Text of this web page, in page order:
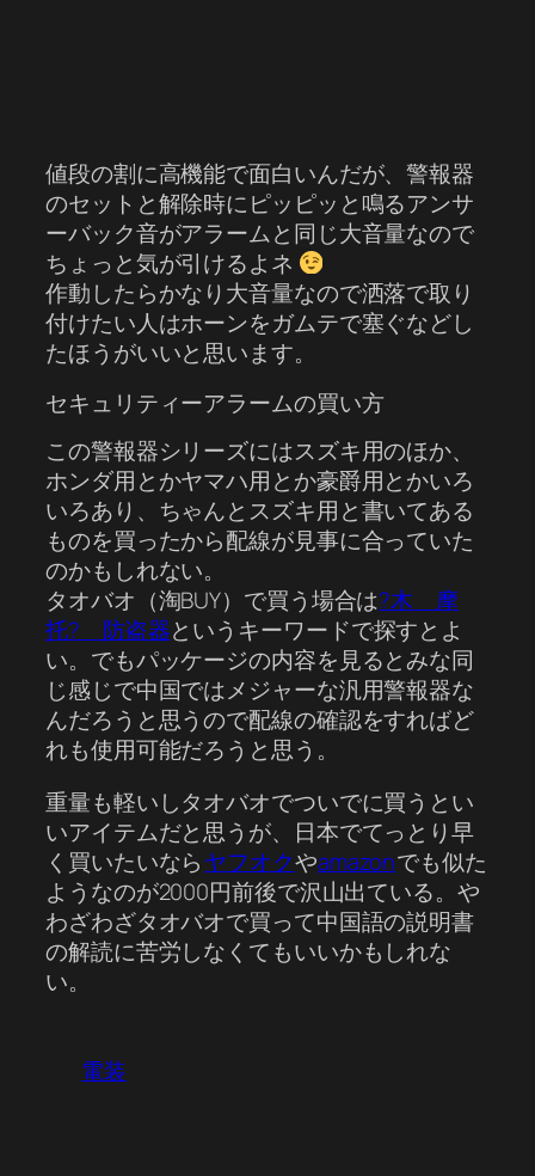
値段の割に高機能で面白いんだが、警報器
のセットと解除時にピッピッと鳴るアンサ
ーバック音がアラームと同じ大音量なので
ちょっと気が引けるよネ
作動したらかなり大音量なので洒落で取り
付けたい人はホーンをガムテで塞ぐなどし
たほうがいいと思います。
セキュリティーアラームの買い方
この警報器シリーズにはスズキ用のほか、
ホンダ用とかヤマハ用とか豪爵用とかいろ
いろあり、ちゃんとスズキ用と書いてある
ものを買ったから配線が見事に合っていた
のかもしれない。
タオバオ（淘BUY）で買う場合は?木 摩
托? 防盗器というキーワードで探すとよ
い。でもパッケージの内容を見るとみな同
じ感じで中国ではメジャーな汎用警報器な
んだろうと思うので配線の確認をすればど
れも使用可能だろうと思う。
重量も軽いしタオバオでついでに買うとい
いアイテムだと思うが、日本でてっとり早
く買いたいならヤフオクやamazonでも似た
ようなのが2000円前後で沢山出ている。や
わざわざタオバオで買って中国語の説明書
の解読に苦労しなくてもいいかもしれな
い。
電装